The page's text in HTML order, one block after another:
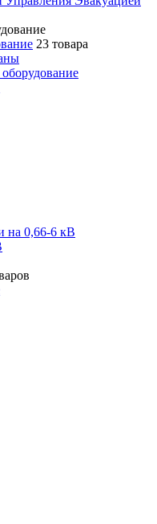
23 товара
на 0,66-6 кВ